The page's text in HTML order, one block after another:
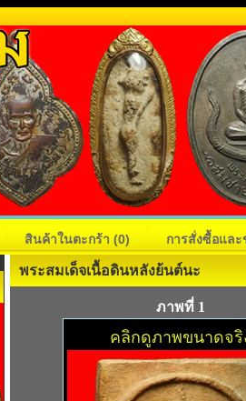
สินค้าในตะกร้า (0) การสั่งซื้อแล
พระสมเด็จเนื้อดินหลังย้นต์นะ
ภาพที่ 1
คลิกดูภาพขนาดจริ